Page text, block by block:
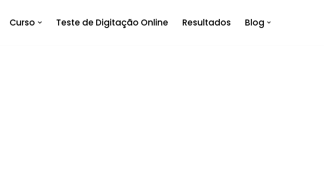
Curso Teste de Digitação Online Resultados Blog